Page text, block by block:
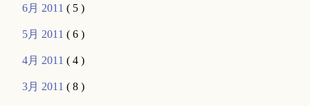
6月 2011( 5 )
5月 2011( 6 )
4月 2011( 4 )
3月 2011( 8 )